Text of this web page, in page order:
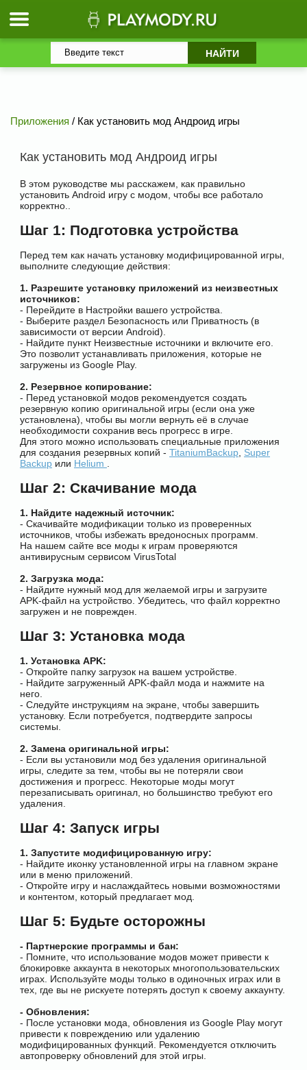
Приложения / Как установить мод Андроид игры
Как установить мод Андроид игры
В этом руководстве мы расскажем, как правильно
установить Android игру с модом, чтобы все работало
корректно..
Шаг 1: Подготовка устройства
Перед тем как начать установку модифицированной игры,
выполните следующие действия:
1. Разрешите установку приложений из неизвестных
источников:
- Перейдите в Настройки вашего устройства.
- Выберите раздел Безопасность или Приватность (в
зависимости от версии Android).
- Найдите пункт Неизвестные источники и включите его.
Это позволит устанавливать приложения, которые не
загружены из Google Play.
2. Резервное копирование:
- Перед установкой модов рекомендуется создать
резервную копию оригинальной игры (если она уже
установлена), чтобы вы могли вернуть её в случае
необходимости сохранив весь прогресс в игре.
Для этого можно использовать специальные приложения
для создания резервных копий - TitaniumBackup Super
Backup или Helium
Шаг 2: Скачивание мода
1. Найдите надежный источник:
- Скачивайте модификации только из проверенных
источников, чтобы избежать вредоносных программ.
На нашем сайте все моды к играм проверяются
антивирусным сервисом VirusTotal
2. Загрузка мода:
- Найдите нужный мод для желаемой игры и загрузите
APK-файл на устройство. Убедитесь, что файл корректно
загружен и не поврежден.
Шаг 3: Установка мода
1. Установка APK:
- Откройте папку загрузок на вашем устройстве.
- Найдите загруженный APK-файл мода и нажмите на
него.
- Следуйте инструкциям на экране, чтобы завершить
установку. Если потребуется, подтвердите запросы
системы.
2. Замена оригинальной игры:
- Если вы установили мод без удаления оригинальной
игры, следите за тем, чтобы вы не потеряли свои
достижения и прогресс. Некоторые моды могут
перезаписывать оригинал, но большинство требуют его
удаления.
Шаг 4: Запуск игры
1. Запустите модифицированную игру:
- Найдите иконку установленной игры на главном экране
или в меню приложений.
- Откройте игру и наслаждайтесь новыми возможностями
и контентом, который предлагает мод.
Шаг 5: Будьте осторожны
- Партнерские программы и бан:
- Помните, что использование модов может привести к
блокировке аккаунта в некоторых многопользовательских
играх. Используйте моды только в одиночных играх или в
тех, где вы не рискуете потерять доступ к своему аккаунту.
- Обновления:
- После установки мода, обновления из Google Play могут
привести к повреждению или удалению
модифицированных функций. Рекомендуется отключить
автопроверку обновлений для этой игры.